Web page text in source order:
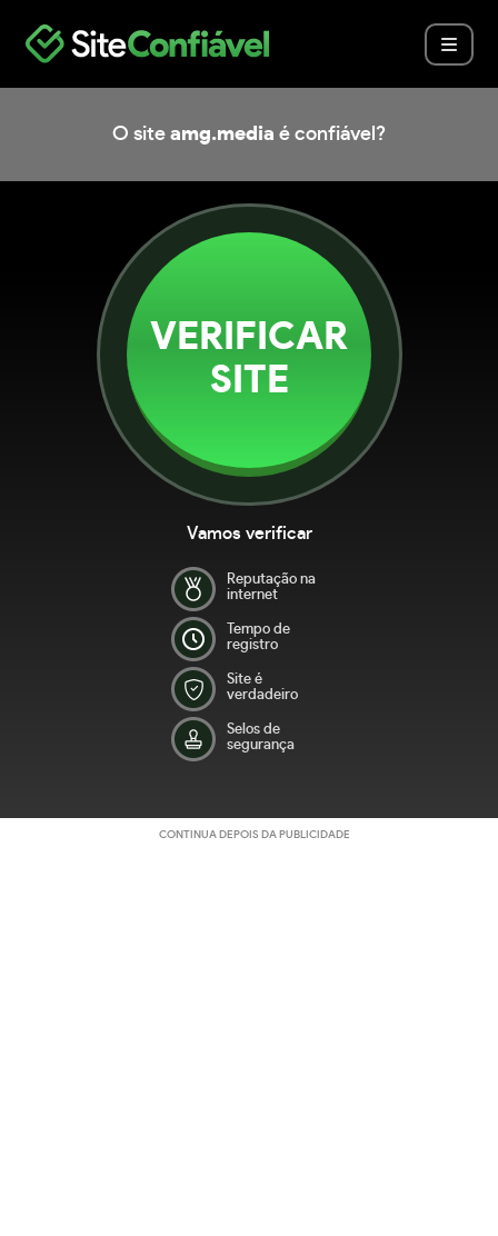
O site amg.media é confiável?
VERIFICAR
SITE
Vamos verificar
Reputação na
internet
Tempo de
registro
Site é
verdadeiro
Selos de
segurança
CONTINUA DEPOIS DA PUBLICIDADE